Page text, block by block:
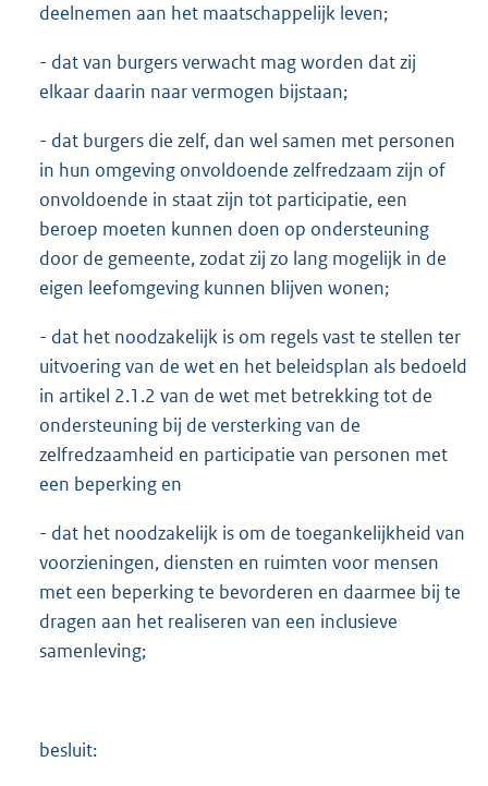
deelnemen aan het maatschappelijk leven;
- dat van burgers verwacht mag worden dat zij
elkaar daarin naar vermogen bijstaan;
- dat burgers die zelf, dan wel samen met personen
in hun omgeving onvoldoende zelfredzaam zijn of
onvoldoende in staat zijn tot participatie, een
beroep moeten kunnen doen op ondersteuning
door de gemeente, zodat zij zo lang mogelijk in de
eigen leefomgeving kunnen blijven wonen;
- dat het noodzakelijk is om regels vast te stellen ter
uitvoering van de wet en het beleidsplan als bedoeld
in artikel 2.1.2 van de wet met betrekking tot de
ondersteuning bij de versterking van de
zelfredzaamheid en participatie van personen met
een beperking en
- dat het noodzakelijk is om de toegankelijkheid van
voorzieningen, diensten en ruimten voor mensen
met een beperking te bevorderen en daarmee bij te
dragen aan het realiseren van een inclusieve
samenleving;
besluit: